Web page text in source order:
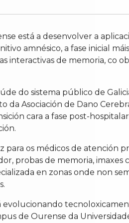
está a desenvolver a
amnésico, a fase inicial
interactivas de memoria, co
do sistema público de
Asociación de Dano
cara a fase post-
os médicos de atención
probas de memoria,
en zonas onde non
de Ourense da